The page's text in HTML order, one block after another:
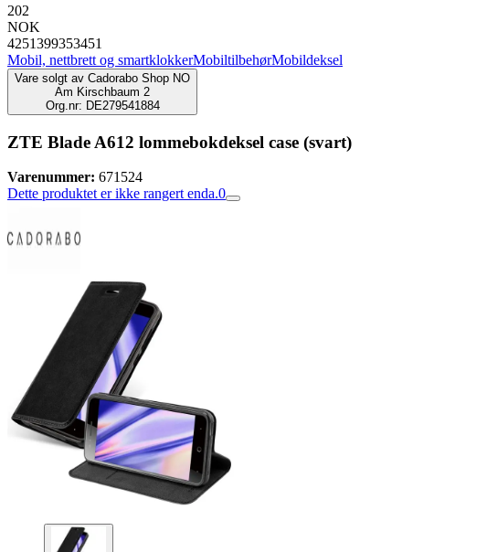
202
NOK
4251399353451
Mobil, nettbrett og smartklokkerMobiltilbehørMobildeksel
Vare solgt av Cadorabo Shop NO
Am Kirschbaum 2
Org.nr: DE279541884
ZTE Blade A612 lommebokdeksel case (svart)
Varenummer: 671524
Dette produktet er ikke rangert enda.0